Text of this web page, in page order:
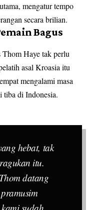
mengatur tempo
secara brilian.
Bagus
Haye tak perlu
asal Kroasia itu
mengalami masa
tiba di Indonesia.
hebat, tak
itu.
datang